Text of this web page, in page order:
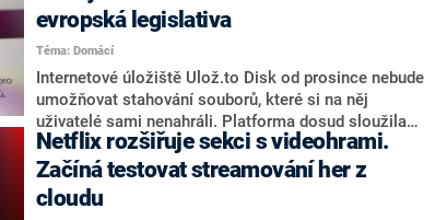
peněz jí přinesl lechtivý obsah. Za poslední čtyři roky
je to více než miliarda korun.
evropská legislativa
Téma: Domácí
Internetové úložiště Ulož.to Disk od prosince nebude
umožňovat stahování souborů, které si na něj
uživatelé sami nenahráli. Platforma dosud sloužila
například ke sdílení filmů nebo hudby. Důvodem změny
v možnosti stahování souborů je nová evropská
legislativa.
Netflix rozšiřuje sekci s videohrami.
Začíná testovat streamování her z
cloudu